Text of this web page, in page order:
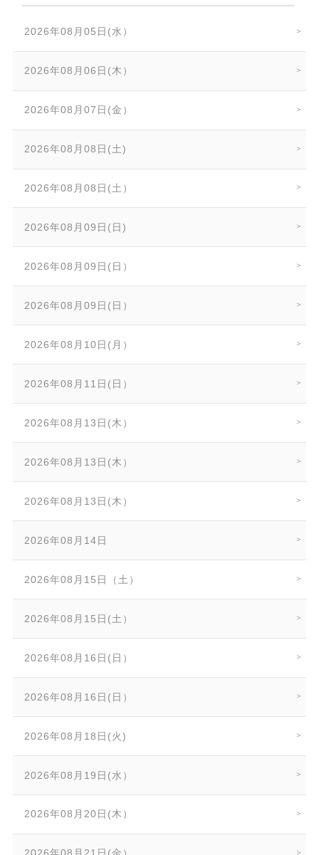
2026年08月05日(水）
2026年08月06日(木）
2026年08月07日(金）
2026年08月08日(土)
2026年08月08日(土）
2026年08月09日(日)
2026年08月09日(日）
2026年08月09日(日）
2026年08月10日(月）
2026年08月11日(日）
2026年08月13日(木）
2026年08月13日(木）
2026年08月13日(木）
2026年08月14日
2026年08月15日（土）
2026年08月15日(土）
2026年08月16日(日）
2026年08月16日(日）
2026年08月18日(火)
2026年08月19日(水）
2026年08月20日(木）